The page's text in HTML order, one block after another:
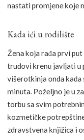
nastati promjene koje
Kada ići u rodilište
Žena koja rađa prvi
trudovi krenu javljati u
višerotkinja onda kada
minuta. Poželjno je u
torbu sa svim
kozmetičke
zdravstvena knjižica i